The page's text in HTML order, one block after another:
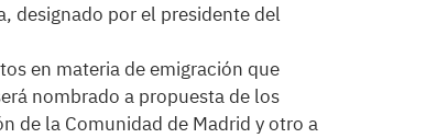
designado por el presidente del
en materia de emigración que
nombrado a propuesta de los
de la Comunidad de Madrid y otro a